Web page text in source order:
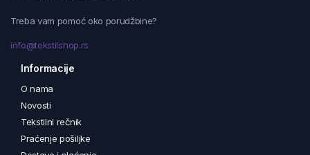
Treba vam pomoć oko porudžbine?
info@tekstilshop.rs
Informacije
O nama
Novosti
Tekstilni rečnik
Praćenje pošiljke